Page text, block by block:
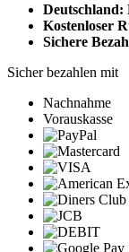
Deutschland:
Kostenloser
Sichere
Sicher bezahlen mit
Nachnahme
Vorauskasse